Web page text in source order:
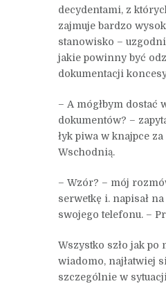
decydentami, z
zajmuje bardzo
stanowisko –
jakie powinny być
dokumentacji
– A mógłbym dostać
dokumentów? –
łyk piwa w knajpce
Wschodnią.
– Wzór? – mój
serwetkę i. napisał
swojego telefonu. –
Wszystko szło jak po
wiadomo, najłatwiej
szczególnie w